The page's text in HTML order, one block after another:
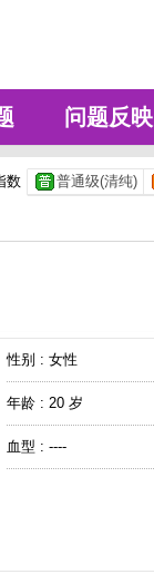
问题反映
数 普通级(清纯)
性别 : 女性
年龄 : 20 岁
血型 : ----